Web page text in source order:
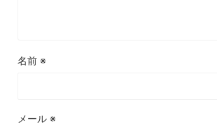
名前 ※
メール ※